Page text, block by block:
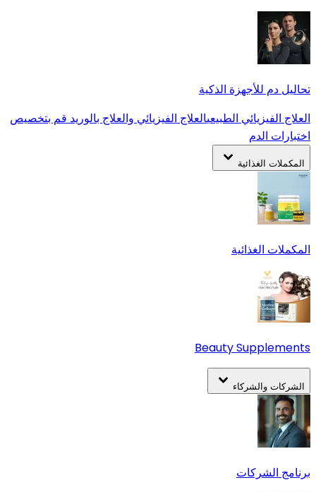
تحاليل دم للأجهزة الذكية
العلاج الفيزيائي الطبيعيالعلاج الفيزيائي والعلاج بالوريد قم بتخصيص
اختبارات الدم
المكملات الغذائية
المكملات الغذائية
Beauty Supplements
الشركات والشركاء
برنامج الشركات